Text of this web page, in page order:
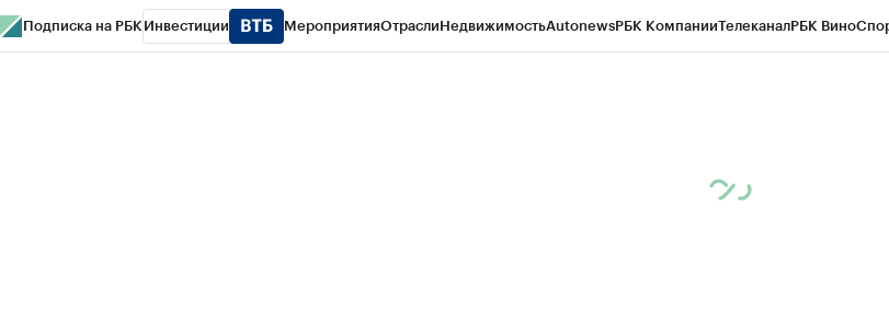
Подписка на РБК Инвестиции МероприятияОтраслиНедвижимостьAutonewsРБК КомпанииТелеканалРБК Вино